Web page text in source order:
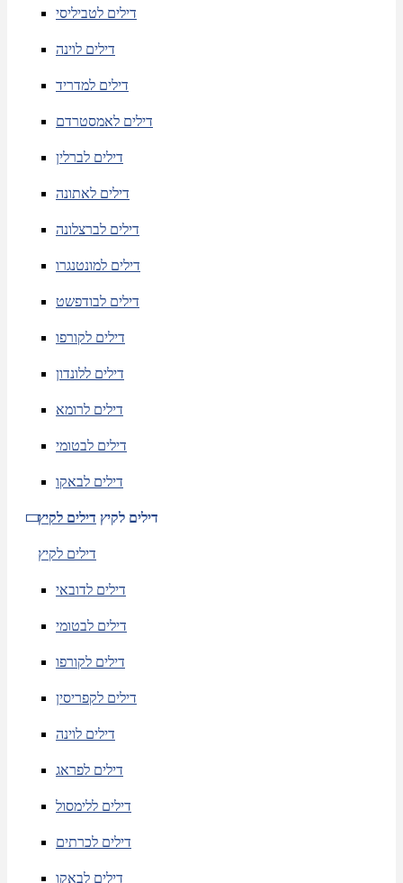
דילים לטביליסי
דילים לוינה
דילים למדריד
דילים לאמסטרדם
דילים לברלין
דילים לאתונה
דילים לברצלונה
דילים למונטנגרו
דילים לבודפשט
דילים לקורפו
דילים ללונדון
דילים לרומא
דילים לבטומי
דילים לבאקו
דילים לקיץ דילים לקיץ
דילים לקיץ
דילים לדובאי
דילים לבטומי
דילים לקורפו
דילים לקפריסין
דילים לוינה
דילים לפראג
דילים ללימסול
דילים לכרתים
דילים לבאקו